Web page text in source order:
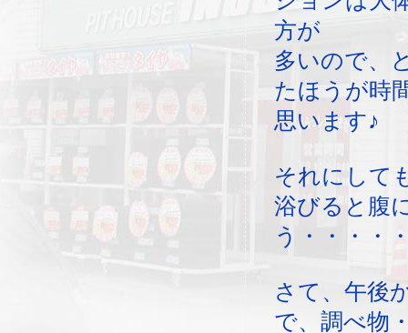
方が
多いので、
たほうが時
思います♪
それにして
浴びると腹
う・・・・
さて、午後
で、調べ物